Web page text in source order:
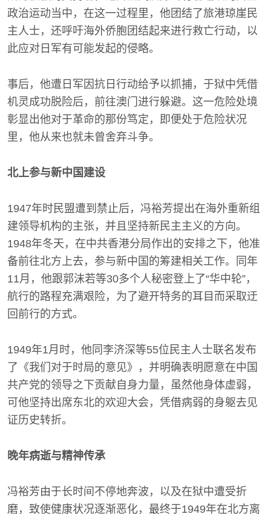
政治运动当中，在这一过程里，他团结了旅港琼崖民
主人士，还呼吁海外侨胞团结起来进行救亡行动，以
此应对日军有可能发起的侵略。
事后，他遭日军因抗日行动给予以抓捕，于狱中凭借
机灵成功脱险后，前往澳门进行躲避。这一危险处境
彰显出他对于革命的那份笃定，即便处于危险状况
里，他从来也就未曾舍弃斗争。
北上参与新中国建设
1947年时民盟遭到禁止后，冯裕芳提出在海外重新组
建领导机构的主张，并且坚持新民主主义的方向。
1948年冬天，在中共香港分局作出的安排之下，他准
备前往北方上去，参与新中国的筹建相关工作。同年
11月，他跟郭沫若等30多个人秘密登上了“华中轮”，
航行的路程充满艰险，为了避开特务的耳目而采取迂
回前行的方式。
1949年1月时，他同李济深等55位民主人士联名发布
了《我们对于时局的意见》，并明确表明愿意在中国
共产党的领导之下贡献自身力量，虽然他身体虚弱，
可他坚持出席东北的欢迎大会，凭借病弱的身躯去见
证历史转折。
晚年病逝与精神传承
冯裕芳由于长时间不停地奔波，以及在狱中遭受折
磨，致使健康状况逐渐恶化，最终于1949年在北方离